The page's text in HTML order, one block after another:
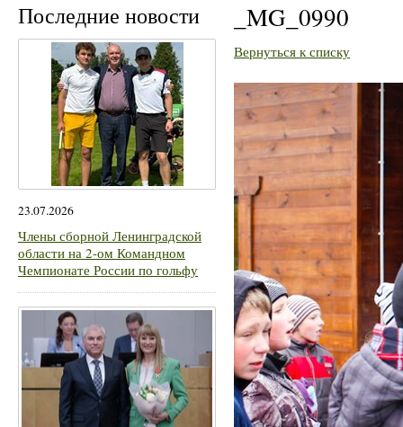
Последние новости
23.07.2026
Члены сборной Ленинградской
области на 2-ом Командном
Чемпионате России по гольфу
_MG_0990
Вернуться к списку